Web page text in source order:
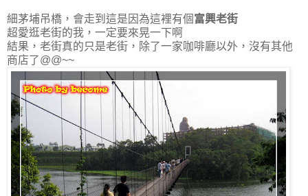
細茅埔吊橋，會走到這是因為這裡有個 富興老街
超愛逛老街的我，一定要來晃一下啊
結果，老街真的只是老街，除了一家咖啡廳以外，沒有其他
商店了@@~~